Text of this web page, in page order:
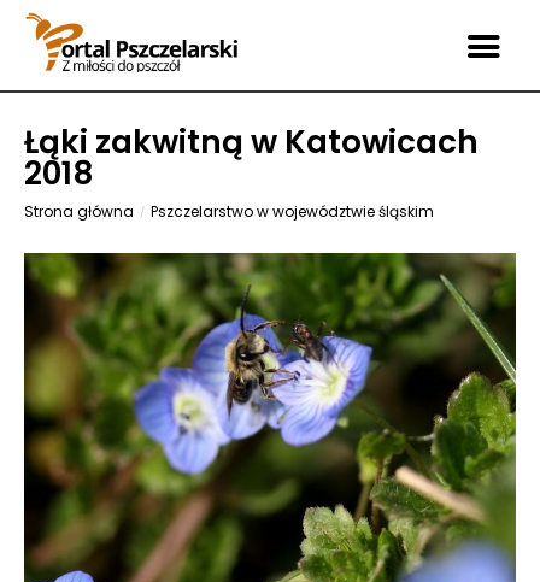
Łąki zakwitną w Katowicach
2018
Strona główna Pszczelarstwo w województwie śląskim